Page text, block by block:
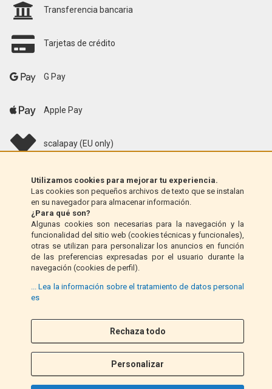
Utilizamos cookies para mejorar tu experiencia.
Las cookies son pequeños archivos de texto que se instalan
en su navegador para almacenar información.
¿Para qué son?
Algunas cookies son necesarias para la navegación y la
funcionalidad del sitio web (cookies técnicas y funcionales),
otras se utilizan para personalizar los anuncios en función
de las preferencias expresadas por el usuario durante la
navegación (cookies de perfil).
... Lea la información sobre el tratamiento de datos personal
es
Rechaza todo
Personalizar
Transferencia bancaria
Tarjetas de crédito
G Pay
Apple Pay
scalapay (EU only)
Klarna (solo UE)
Giro postal (solo Italia)
Contra reembolso (solo Italia)
F
c
I
s